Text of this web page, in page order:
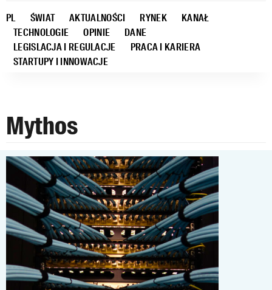
PL ŚWIAT AKTUALNOŚCI RYNEK
KANAŁ
TECHNOLOGIE
OPINIE
DANE
LEGISLACJA I REGULACJE
PRACA I KARIERA
STARTUPY I INNOWACJE
Mythos